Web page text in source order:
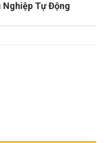
Nghiệp Tự Động